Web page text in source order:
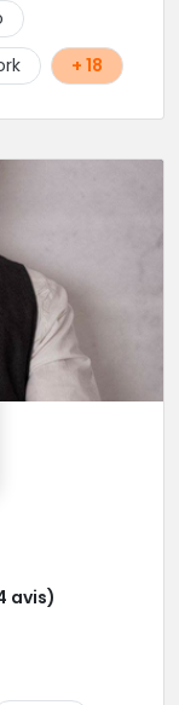
+ 18
avis)